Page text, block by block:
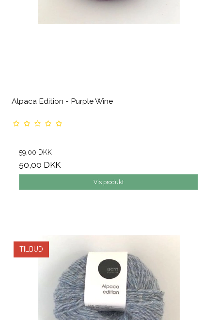
Alpaca Edition - Purple Wine
59,00 DKK
50,00 DKK
Vis produkt
TILBUD